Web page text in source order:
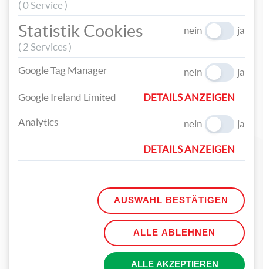
( 0 Service )
Statistik Cookies
( 2 Services )
nein ja
Google Tag Manager nein ja
Google Ireland Limited DETAILS ANZEIGEN
Analytics nein ja
DETAILS ANZEIGEN
AUSWAHL BESTÄTIGEN
ALLE ABLEHNEN
ALLE AKZEPTIEREN